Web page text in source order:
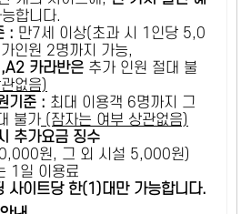
합니다.
: 만7세 이상(초과 시 1인당 5,0
인원 2명까지 가능,
반은 추가 인원 절대 불
없음)
기준 : ​최대 이용객 6명까지 그
불가 (잠자는 여부 상관없음)
추가요금 징수
원, 그 외 시설 5,000원)
1일 이용료
사이트당 한(1)대만 가능합니다.